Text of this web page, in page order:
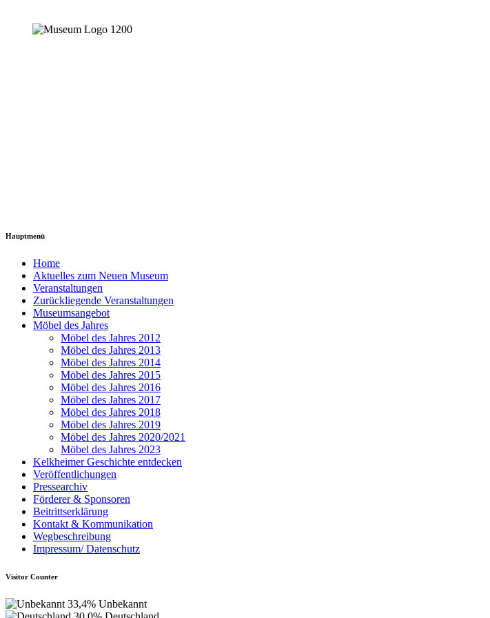
Hauptmenü
Home
Aktuelles zum Neuen Museum
Veranstaltungen
Zurückliegende Veranstaltungen
Museumsangebot
Möbel des Jahres
Möbel des Jahres 2012
Möbel des Jahres 2013
Möbel des Jahres 2014
Möbel des Jahres 2015
Möbel des Jahres 2016
Möbel des Jahres 2017
Möbel des Jahres 2018
Möbel des Jahres 2019
Möbel des Jahres 2020/2021
Möbel des Jahres 2023
Kelkheimer Geschichte entdecken
Veröffentlichungen
Pressearchiv
Förderer & Sponsoren
Beitrittserklärung
Kontakt & Kommunikation
Wegbeschreibung
Impressum/ Datenschutz
Visitor Counter
33,4% Unbekannt